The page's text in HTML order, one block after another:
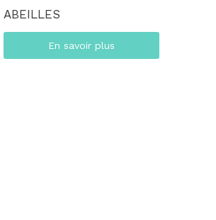
ABEILLES
En savoir plus